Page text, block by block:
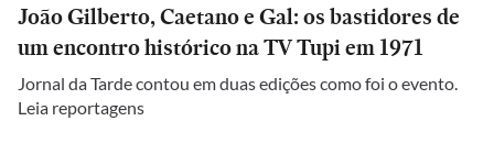
João Gilberto, Caetano e Gal: os bastidores de
um encontro histórico na TV Tupi em 1971
Jornal da Tarde contou em duas edições como foi o evento.
Leia reportagens